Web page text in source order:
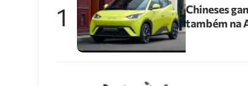
1
Chineses
também na